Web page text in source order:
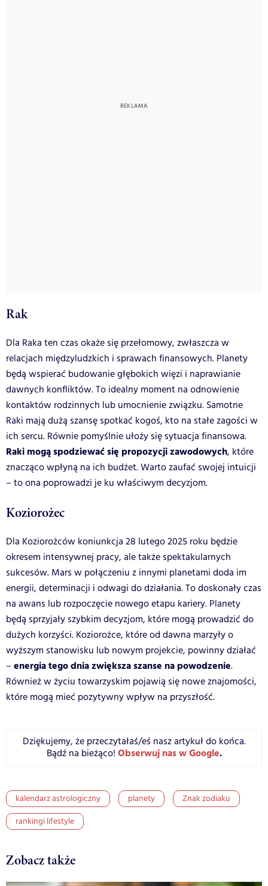
Rak
Dla Raka ten czas okaże się przełomowy, zwłaszcza w
relacjach międzyludzkich i sprawach finansowych. Planety
będą wspierać budowanie głębokich więzi i naprawianie
dawnych konfliktów. To idealny moment na odnowienie
kontaktów rodzinnych lub umocnienie związku. Samotne
Raki mają dużą szansę spotkać kogoś, kto na stałe zagości w
ich sercu. Równie pomyślnie ułoży się sytuacja finansowa.
Raki mogą spodziewać się propozycji zawodowych, które
znacząco wpłyną na ich budżet. Warto zaufać swojej intuicji
– to ona poprowadzi je ku właściwym decyzjom.
Koziorożec
Dla Koziorożców koniunkcja 28 lutego 2025 roku będzie
okresem intensywnej pracy, ale także spektakularnych
sukcesów. Mars w połączeniu z innymi planetami doda im
energii, determinacji i odwagi do działania. To doskonały czas
na awans lub rozpoczęcie nowego etapu kariery. Planety
będą sprzyjały szybkim decyzjom, które mogą prowadzić do
dużych korzyści. Koziorożce, które od dawna marzyły o
wyższym stanowisku lub nowym projekcie, powinny działać
– energia tego dnia zwiększa szanse na powodzenie.
Również w życiu towarzyskim pojawią się nowe znajomości,
które mogą mieć pozytywny wpływ na przyszłość.
Dziękujemy, że przeczytałaś/eś nasz artykuł do końca.
Bądź na bieżąco! Obserwuj nas w Google.
kalendarz astrologiczny planety
Znak zodiaku
rankingi lifestyle
Zobacz także